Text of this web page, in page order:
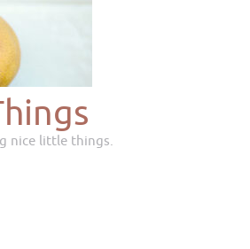
nice little things.